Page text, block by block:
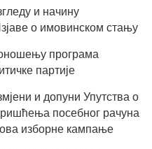
и начину
о имовинском стању
програма
партије
и допуни Упутства о
посебног рачуна
изборне кампање